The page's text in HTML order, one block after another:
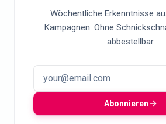
Wöchentliche Erkenntnisse
Kampagnen. Ohne
abbestellbar.
Abonnieren